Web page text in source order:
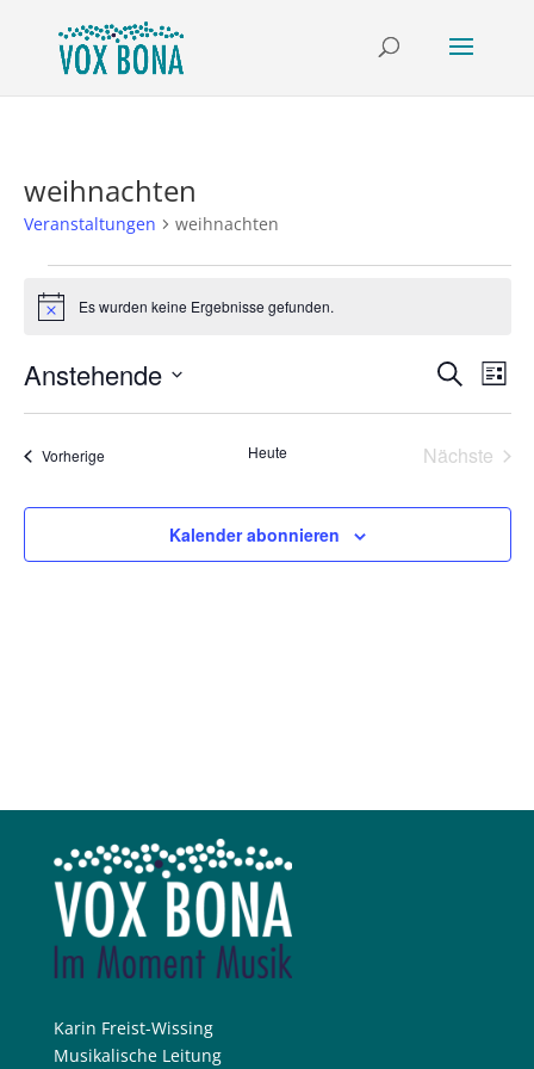
weihnachten
Veranstaltungen weihnachten
Veranstaltungen
HinweisEs wurden keine Ergebnisse gefunden.
Suche
SucheListe
Anstehende
VorherigeVeranstaltungen Heute
Nächste
Kalender abonnieren
Karin Freist-Wissing
Musikalische Leitung